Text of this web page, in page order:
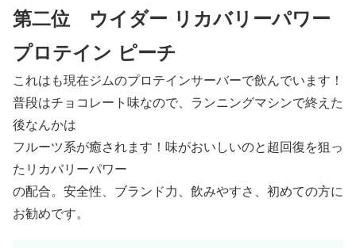
第二位 ウイダー リカバリーパワー
プロテイン ピーチ
これはも現在ジムのプロテインサーバーで飲んでいます！
普段はチョコレート味なので、ランニングマシンで終えた
後なんかは
フルーツ系が癒されます！味がおいしいのと超回復を狙っ
たリカバリーパワー
の配合。安全性、ブランド力、飲みやすさ、初めての方に
お勧めです。